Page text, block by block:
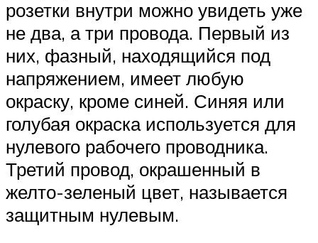
розетки внутри можно увидеть уже
не два, а три провода. Первый из
них, фазный, находящийся под
напряжением, имеет любую
окраску, кроме синей. Синяя или
голубая окраска используется для
нулевого рабочего проводника.
Третий провод, окрашенный в
желто-зеленый цвет, называется
защитным нулевым.